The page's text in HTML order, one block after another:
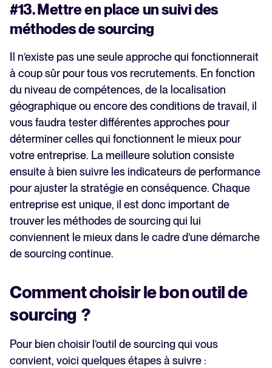
#13. Mettre en place un suivi des
méthodes de sourcing
Il n’existe pas une seule approche qui fonctionnerait
à coup sûr pour tous vos recrutements. En fonction
du niveau de compétences, de la localisation
géographique ou encore des conditions de travail, il
vous faudra tester différentes approches pour
déterminer celles qui fonctionnent le mieux pour
votre entreprise. La meilleure solution consiste
ensuite à bien suivre les indicateurs de performance
pour ajuster la stratégie en conséquence. Chaque
entreprise est unique, il est donc important de
trouver les méthodes de sourcing qui lui
conviennent le mieux dans le cadre d’une démarche
de sourcing continue.
Comment choisir le bon outil de
sourcing ?
Pour bien choisir l’outil de sourcing qui vous
convient, voici quelques étapes à suivre :